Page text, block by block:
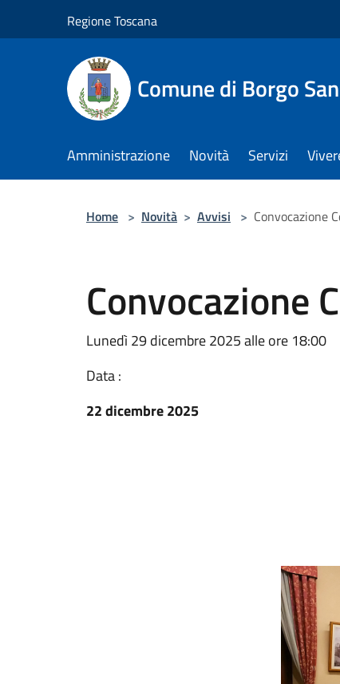
Regione Toscana
Comune di Borgo
Amministrazione Novità Servizi
Home > Novità > Avvisi > Convocazione
Convocazione
Lunedì 29 dicembre 2025 alle ore 18:00
Data :
22 dicembre 2025